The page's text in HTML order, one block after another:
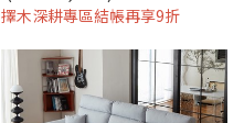
擇木深耕專區結帳再享9折